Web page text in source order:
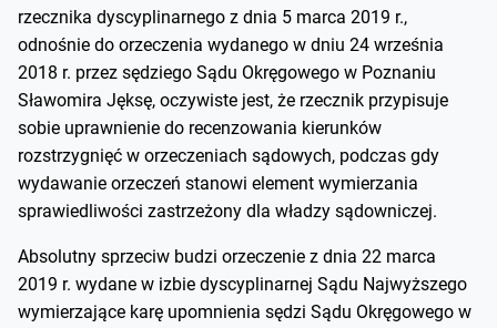
rzecznika dyscyplinarnego z dnia 5 marca 2019 r.,
odnośnie do orzeczenia wydanego w dniu 24 września
2018 r. przez sędziego Sądu Okręgowego w Poznaniu
Sławomira Jęksę, oczywiste jest, że rzecznik przypisuje
sobie uprawnienie do recenzowania kierunków
rozstrzygnięć w orzeczeniach sądowych, podczas gdy
wydawanie orzeczeń stanowi element wymierzania
sprawiedliwości zastrzeżony dla władzy sądowniczej.
Absolutny sprzeciw budzi orzeczenie z dnia 22 marca
2019 r. wydane w izbie dyscyplinarnej Sądu Najwyższego
wymierzające karę upomnienia sędzi Sądu Okręgowego w